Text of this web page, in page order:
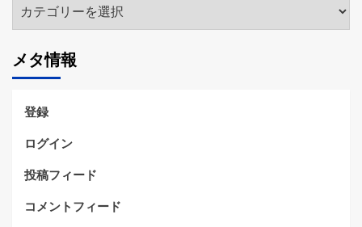
テ
リ
ー
メタ情報
登録
ログイン
投稿フィード
コメントフィード